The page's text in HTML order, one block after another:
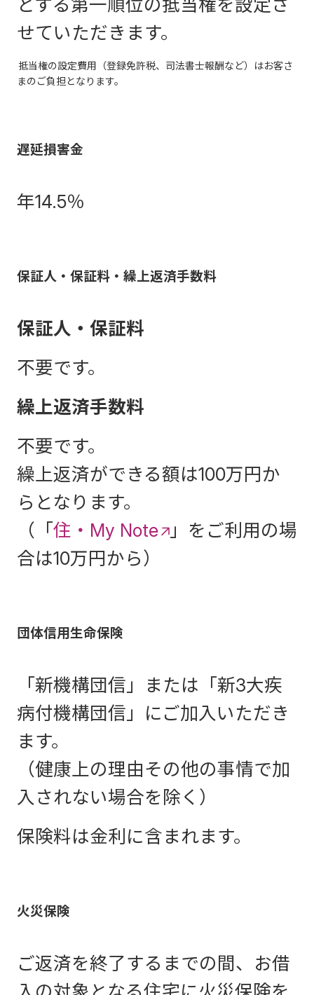
とする第一順位の抵当権を設定さ
せていただきます。
抵当権の設定費用（登録免許税、司法書士報酬など）はお客さ
まのご負担となります。
遅延損害金
年14.5％
保証人・保証料・繰上返済手数料
保証人・保証料
不要です。
繰上返済手数料
不要です。
繰上返済ができる額は100万円か
らとなります。
（「住・My Note
」をご利用の場
合は10万円から）
団体信用生命保険
「新機構団信」または「新3大疾
病付機構団信」にご加入いただき
ます。
（健康上の理由その他の事情で加
入されない場合を除く）
保険料は金利に含まれます。
火災保険
ご返済を終了するまでの間、お借